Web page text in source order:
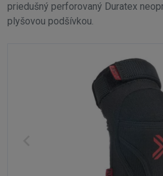
priedušný perforovaný Duratex
plyšovou podšívkou.